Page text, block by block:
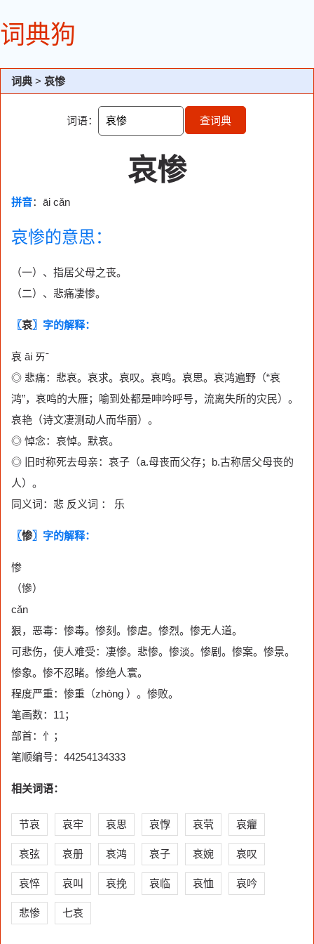
词典狗
词典 > 哀惨
词语： 查词典
哀惨
拼音：āi cǎn
哀惨的意思：
（一）、指居父母之丧。
（二）、悲痛凄惨。
〖哀〗字的解释：
哀 āi ㄞˉ
◎ 悲痛：悲哀。哀求。哀叹。哀鸣。哀思。哀鸿遍野（“哀
鸿”，哀鸣的大雁；喻到处都是呻吟呼号，流离失所的灾民）。
哀艳（诗文凄测动人而华丽）。
◎ 悼念：哀悼。默哀。
◎ 旧时称死去母亲：哀子（a.母丧而父存；b.古称居父母丧的
人）。
同义词：悲 反义词 ： 乐
〖惨〗字的解释：
惨
（慘）
cǎn
狠，恶毒：惨毒。惨刻。惨虐。惨烈。惨无人道。
可悲伤，使人难受：凄惨。悲惨。惨淡。惨剧。惨案。惨景。
惨象。惨不忍睹。惨绝人寰。
程度严重：惨重（zhòng ）。惨败。
笔画数：11；
部首：忄；
笔顺编号：44254134333
相关词语：
节哀 哀牢 哀思 哀惸 哀茕 哀癯
哀弦 哀册 哀鸿 哀子 哀婉 哀叹
哀悴 哀叫 哀挽 哀临 哀恤 哀吟
悲惨 七哀